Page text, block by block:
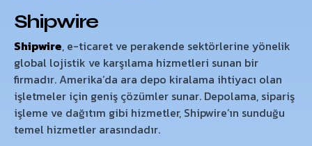
Shipwire
Shipwire, e-ticaret ve perakende sektörlerine yönelik
global lojistik ve karşılama hizmetleri sunan bir
firmadır. Amerika’da ara depo kiralama ihtiyacı olan
işletmeler için geniş çözümler sunar. Depolama, sipariş
işleme ve dağıtım gibi hizmetler, Shipwire’ın sunduğu
temel hizmetler arasındadır.